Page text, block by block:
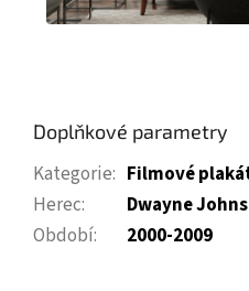
Doplňkové parametry
Kategorie: Filmové
Herec:
Dwayne
Období: 2000-2009